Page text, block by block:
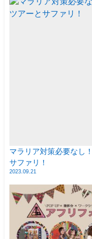
マラリア対策必要なし
サファリ！
2023.09.21